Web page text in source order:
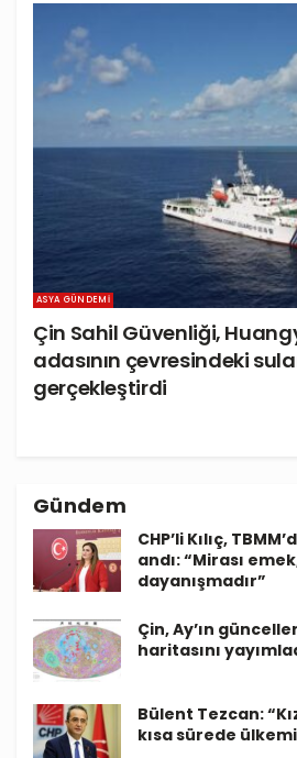
ASYA GÜNDEMI
Çin Sahil Güvenliği,
adasının çevresindeki
gerçekleştirdi
Gündem
CHP’li Kılıç,
andı: “Mirası
dayanışmadır”
Çin, Ay’ın
haritasını
Bülent Tezcan:
kısa sürede